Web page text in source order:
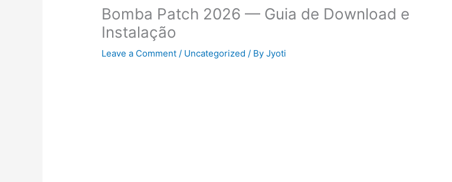
Bomba Patch 2026 — Guia de Download e
Instalação
Leave a Comment / Uncategorized / ByJyoti